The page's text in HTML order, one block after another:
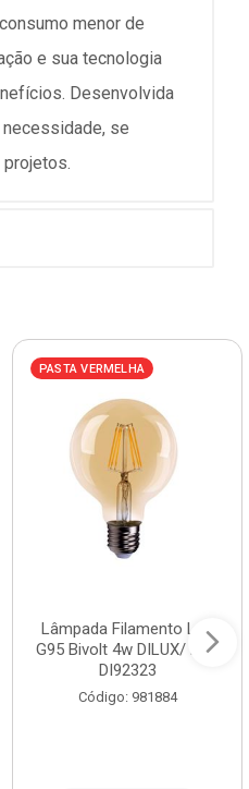
menor de
e sua tecnologia
Desenvolvida
se
PASTA VERMELHA
Lâmpada Filamento Led
G95 Bivolt 4w DILUX/ Ref.
DI92323
Código: 981884